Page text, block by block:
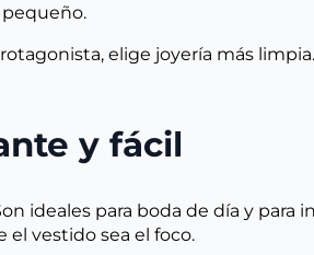
pequeño.
elige joyería más
y fácil
ideales para boda de día y
el vestido sea el foco.